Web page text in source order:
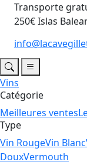
Transporte
250€ Islas
Vins
Catégorie
Meilleures ventes
Type
Vin RougeVin Blanc
DouxVermouth